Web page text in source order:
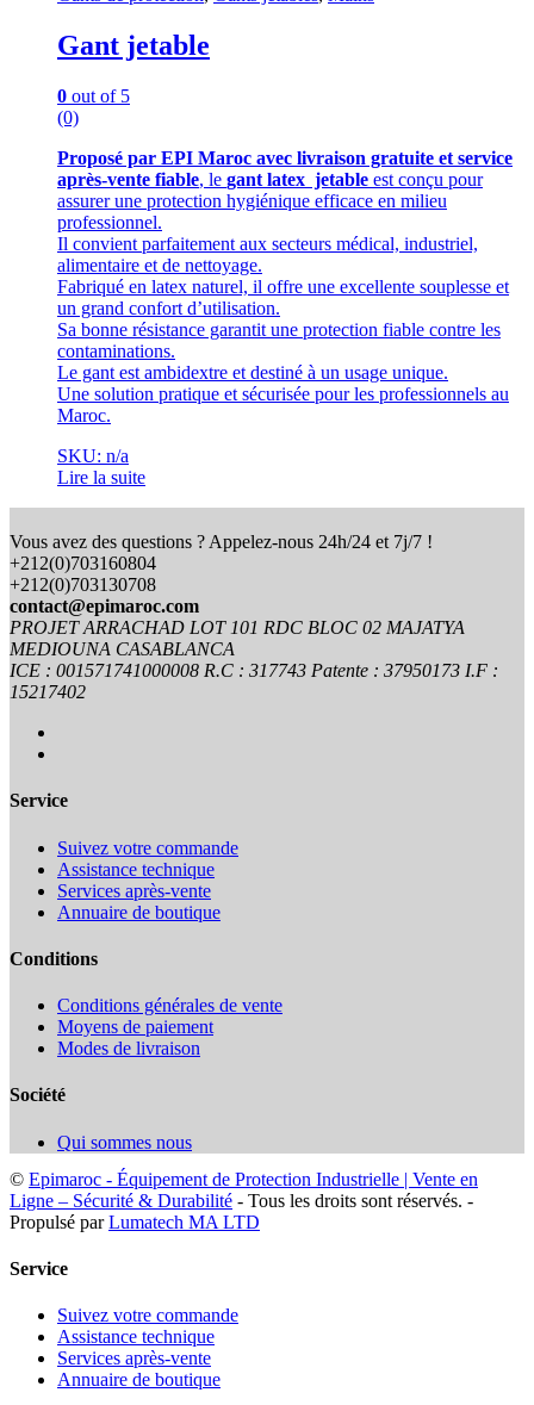
Gant jetable
0 out of 5
(0)
Proposé par EPI Maroc avec livraison gratuite et service
après-vente fiable, le gant latex jetable est conçu pour
assurer une protection hygiénique efficace en milieu
professionnel.
Il convient parfaitement aux secteurs médical, industriel,
alimentaire et de nettoyage.
Fabriqué en latex naturel, il offre une excellente souplesse et
un grand confort d’utilisation.
Sa bonne résistance garantit une protection fiable contre les
contaminations.
Le gant est ambidextre et destiné à un usage unique.
Une solution pratique et sécurisée pour les professionnels au
Maroc.
SKU: n/a
Lire la suite
Vous avez des questions ? Appelez-nous 24h/24 et 7j/7 !
+212(0)703160804
+212(0)703130708
contact@epimaroc.com
PROJET ARRACHAD LOT 101 RDC BLOC 02 MAJATYA
MEDIOUNA CASABLANCA
ICE : 001571741000008 R.C : 317743 Patente : 37950173 I.F :
15217402
Service
Suivez votre commande
Assistance technique
Services après-vente
Annuaire de boutique
Conditions
Conditions générales de vente
Moyens de paiement
Modes de livraison
Société
Qui sommes nous
© Epimaroc - Équipement de Protection Industrielle | Vente en
Ligne – Sécurité & Durabilité - Tous les droits sont réservés. -
Propulsé parLumatech MA LTD
Service
Suivez votre commande
Assistance technique
Services après-vente
Annuaire de boutique